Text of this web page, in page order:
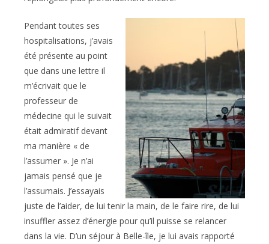
Pendant toutes ses
hospitalisations, j’avais
été présente au point
que dans une lettre il
m’écrivait que le
professeur de
médecine qui le suivait
était admiratif devant
ma manière « de
l’assumer ». Je n’ai
jamais pensé que je
l’assumais. J’essayais
juste de l’aider, de lui tenir la main, de le faire rire, de lui
insuffler assez d’énergie pour qu’il puisse se relancer
dans la vie. D’un séjour à Belle-île, je lui avais rapporté